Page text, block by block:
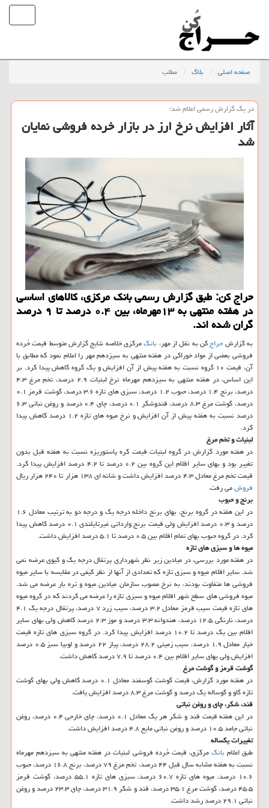
صفحه اصلی بلاگ مطلب
در یك گزارش رسمی اعلام شد؛
آثار افزایش نرخ ارز در بازار خرده فروشی نمایان
شد
حراج كن: طبق گزارش رسمی بانك مركزی، كالاهای اساسی
در هفته منتهی به ۱۳مهرماه، بین ۰.۴ درصد تا ۹ درصد
گران شده اند.
به گزارشحراجكن به نقل از مهر،بانكمركزی خلاصه نتایج گزارش متوسط قیمت خُرده
فروشی بعضی از مواد خوراكی در هفته منتهی به سیزدهم مهر را اعلام نمود كه مطابق با
آن، قیمت ۱۰ گروه نسبت به هفته پیش از آن افزایش و یك گروه كاهش پیدا كرد. بر
این اساس، در هفته منتهی به سیزدهم مهرماه نرخ لبنیات ۲.۹ درصد، تخم مرغ ۴.۳
درصد، برنج ۱.۴ درصد، حبوب ۱.۲ درصد، سبزی های تازه ۳.۶ درصد، گوشت قرمز ۰.۱
درصد، گوشت مرغ ۸.۳ درصد، قندوشكر ۰.۱ درصد، چای ۰.۴ درصد و روغن نباتی ۶.۳
درصد نسبت به هفته پیش از آن افزایش و نرخ میوه های تازه ۱.۲ درصد كاهش پیدا
كرد.
لبنیات و تخم مرغ
در هفته مورد گزارش در گروه لبنیات قیمت كره پاستوریزه نسبت به هفته قبل بدون
تغییر بود و بهای سایر اقلام این گروه بین ۰.۲ درصد تا ۴.۲ درصد افزایش پیدا كرد.
قیمت تخم مرغ معادل ۴.۳ درصد افزایش داشت و شانه ای ۱۳۸ هزار تا ۲۴۰ هزار ریال
فروشمی رفت.
برنج و حبوب
در این هفته در گروه برنج، بهای برنج داخله درجه یك و درجه دو به ترتیب معادل ۱.۶
درصد و ۰.۳ درصد افزایش ولی قیمت برنج وارداتی غیرتایلندی ۰.۱ درصد كاهش پیدا
كرد. در گروه حبوب بهای تمام اقلام بین ۰.۵ درصد تا ۵.۱ درصد افزایش داشت.
میوه ها و سبزی های تازه
در هفته مورد بررسی، در میادین زیر نظر شهرداری پرتقال درجه یك و كیوی عرضه نمی
شد. سایر اقلام میوه و سبزی تازه كه تعدادی از آنها از نظر كیفی در مقایسه با سایر میوه
فروشی ها متفاوت بودند، به نرخ مصوب سازمان میادین میوه و تره بار عرضه می شد.
میوه فروشی های سطح شهر اقلام میوه و سبزی تازه را عرضه می كردند كه در گروه میوه
های تازه قیمت سیب قرمز معادل ۳.۲ درصد، سیب زرد ۷ درصد، پرتقال درجه یك ۴.۱
درصد، نارنگی ۱۲.۵ درصد، هندوانه ۳.۳ درصد و موز ۲.۳ درصد كاهش ولی بهای سایر
اقلام بین یك درصد تا ۱۰.۲ درصد افزایش پیدا كرد. در گروه سبزی های تازه قیمت
خیار معادل ۱.۹ درصد، سیب زمینی ۲۸.۲ درصد، پیاز ۲۲ درصد و لوبیا سبز ۰.۵ درصد
افزایش ولی بهای سایر اقلام بین ۰.۴ درصد تا ۷.۹ درصد كاهش داشت.
گوشت قرمز و گوشت مرغ
در هفته مورد گزارش، قیمت گوشت گوسفند معادل ۰.۱ درصد كاهش ولی بهای گوشت
تازه گاو و گوساله یك درصد و گوشت مرغ ۸.۳ درصد افزایش یافت.
قند، شكر، چای و روغن نباتی
در این هفته قیمت قند و شكر هر یك معادل ۰.۱ درصد، چای خارجی ۰.۴ درصد، روغن
نباتی جامد ۱۰.۵ درصد و روغن نباتی مایع ۴.۸ درصد افزایش داشت.
تغییرات یكساله
طبق اعلامبانكمركزی، قیمت خُرده فروشی لبنیات در هفته منتهی به سیزدهم مهرماه
نسبت به هفته مشابه سال قبل ۴۴ درصد، تخم مرغ ۷۹ درصد، برنج ۱۶.۸ درصد، حبوب
۱۰.۶ درصد، میوه های تازه ۶۰.۷ درصد، سبزی های تازه ۵۵.۱ درصد، گوشت قرمز
۴۵.۵ درصد، گوشت مرغ ۳۵.۱ درصد، قند و شكر ۳۱.۹ درصد، چای ۲۳.۳ درصد و روغن
نباتی ۲۹.۱ درصد رشد داشت.